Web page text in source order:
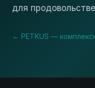
для
← PETKUS —